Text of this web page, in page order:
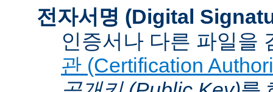
전자서명 (Digital
인증서나 다른 파일을
관 (Certification